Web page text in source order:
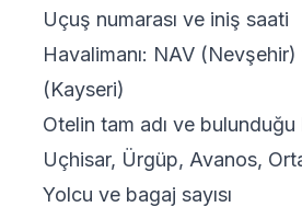
Uçuş numarası ve iniş saati
Havalimanı: NAV
(Kayseri)
Otelin tam adı ve
Uçhisar, Ürgüp, Avanos,
Yolcu ve bagaj sayısı